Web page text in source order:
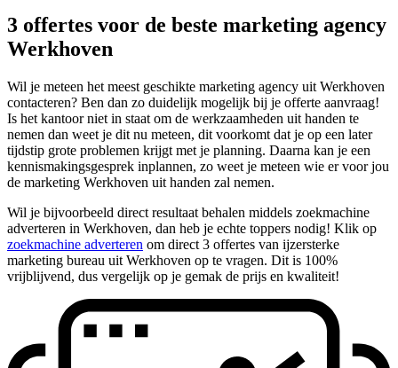
3 offertes voor de beste marketing agency
Werkhoven
Wil je meteen het meest geschikte marketing agency uit Werkhoven
contacteren? Ben dan zo duidelijk mogelijk bij je offerte aanvraag!
Is het kantoor niet in staat om de werkzaamheden uit handen te
nemen dan weet je dit nu meteen, dit voorkomt dat je op een later
tijdstip grote problemen krijgt met je planning. Daarna kan je een
kennismakingsgesprek inplannen, zo weet je meteen wie er voor jou
de marketing Werkhoven uit handen zal nemen.
Wil je bijvoorbeeld direct resultaat behalen middels zoekmachine
adverteren in Werkhoven, dan heb je echte toppers nodig! Klik op
zoekmachine adverteren om direct 3 offertes van ijzersterke
marketing bureau uit Werkhoven op te vragen. Dit is 100%
vrijblijvend, dus vergelijk op je gemak de prijs en kwaliteit!